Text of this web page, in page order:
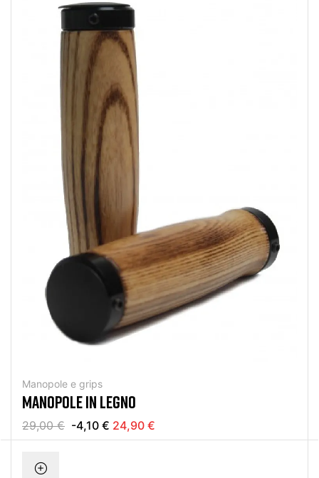
Manopole e grips
MANOPOLE IN LEGNO
29,00 € -4,10 € 24,90 €